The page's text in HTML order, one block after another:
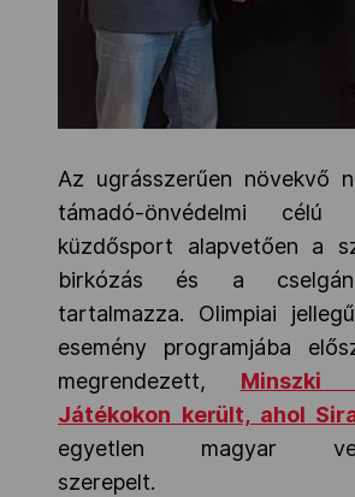
Az ugrásszerűen növekvő
támadó-önvédelmi célú
küzdősport alapvetően a
birkózás és a
tartalmazza. Olimpiai
esemény programjába
megrendezett, Minszki
Játékokon került, ahol
egyetlen magyar
szerepelt.